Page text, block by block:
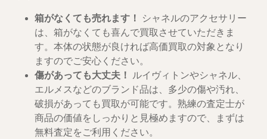
箱がなくても売れます！
シャネルのアクセサリー
は、箱がなくても喜んで買取させていただきま
す。本体の状態が良ければ高価買取の対象となり
ますのでご安心ください。
傷があっても大丈夫！
ルイヴィトンやシャネル、
エルメスなどのブランド品は、多少の傷や汚れ、
破損があっても買取が可能です。熟練の査定士が
商品の価値をしっかりと見極めますので、まずは
無料査定をご利用ください。